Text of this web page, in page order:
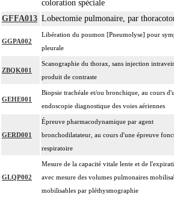
coloration spéciale
GFFA013 Lobectomie pulmonaire, par
GGPA002
Libération du poumon [Pneumolyse] pour
pleurale
ZBQK001
Scanographie du thorax, sans injection
produit de contraste
GEHE001
Biopsie trachéale et/ou bronchique, au cours
endoscopie diagnostique des voies aériennes
GERD001
Épreuve pharmacodynamique par agent
bronchodilatateur, au cours d'une épreuve
respiratoire
GLQP002
Mesure de la capacité vitale lente et de
avec mesure des volumes pulmonaires
mobilisables par pléthysmographie